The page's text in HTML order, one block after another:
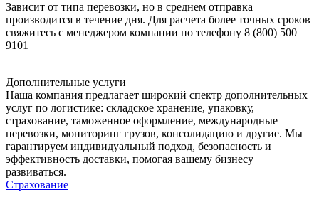
Зависит от типа перевозки, но в среднем отправка
производится в течение дня. Для расчета более точных сроков
свяжитесь с менеджером компании по телефону 8 (800) 500
9101
Дополнительные услуги
Наша компания предлагает широкий спектр дополнительных
услуг по логистике: складское хранение, упаковку,
страхование, таможенное оформление, международные
перевозки, мониторинг грузов, консолидацию и другие. Мы
гарантируем индивидуальный подход, безопасность и
эффективность доставки, помогая вашему бизнесу
развиваться.
Страхование